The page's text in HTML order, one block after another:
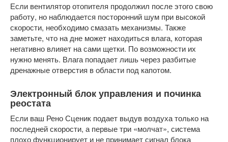
Если вентилятор отопителя продолжил после этого свою
работу, но наблюдается посторонний шум при высокой
скорости, необходимо смазать механизмы. Также
заметьте, что на дне может находиться влага, которая
негативно влияет на сами щетки. По возможности их
нужно менять. Влага попадает лишь через разбитые
дренажные отверстия в области под капотом.
Электронный блок управления и починка
реостата
Если ваш Рено Сценик подает выдув воздуха только на
последней скорости, а первые три «молчат», система
плохо функционирует и не принимает сигнал блока